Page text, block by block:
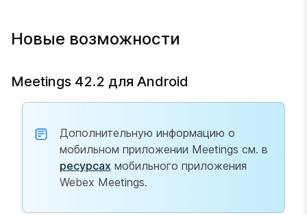
Новые возможности
Meetings 42.2 для Android
Дополнительную информацию о
мобильном приложении Meetings см. в
ресурсах мобильного приложения
Webex Meetings.